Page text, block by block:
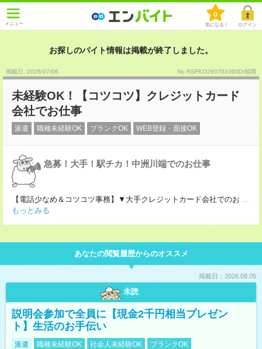
メニュー
0
気になる！ ログイン
お探しのバイト情報は掲載が終了しました。
掲載日 :2026/07/06 No.RSFKO260703300D/福岡
未経験OK！【コツコツ】クレジットカード
会社でお仕事
派遣 職種未経験OK ブランクOK WEB登録・面接OK
急募！大手！駅チカ！中洲川端でのお仕事
【電話少なめ＆コツコツ事務】▼大手クレジットカード会社でのお ...
もっとみる
あなたの閲覧履歴からのオススメ
掲載日：2026.08.05
未読
説明会参加で全員に【現金2千円相当プレゼン
ト】生活のお手伝い
派遣 職種未経験OK 社会人未経験OK
ブランクOK